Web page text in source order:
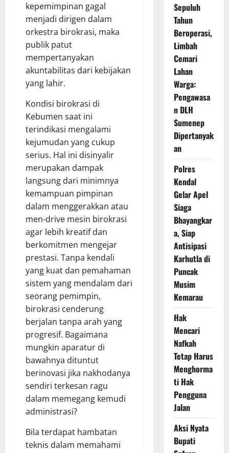
kepemimpinan gagal
menjadi dirigen dalam
orkestra birokrasi, maka
publik patut
mempertanyakan
akuntabilitas dari kebijakan
yang lahir.
Kondisi birokrasi di
Kebumen saat ini
terindikasi mengalami
kejumudan yang cukup
serius. Hal ini disinyalir
merupakan dampak
langsung dari minimnya
kemampuan pimpinan
dalam menggerakkan atau
men-drive mesin birokrasi
agar lebih kreatif dan
berkomitmen mengejar
prestasi. Tanpa kendali
yang kuat dan pemahaman
sistem yang mendalam dari
seorang pemimpin,
birokrasi cenderung
berjalan tanpa arah yang
progresif. Bagaimana
mungkin aparatur di
bawahnya dituntut
berinovasi jika nakhodanya
sendiri terkesan ragu
dalam memegang kemudi
administrasi?
Bila terdapat hambatan
teknis dalam memahami
Sepuluh
Tahun
Beroperasi,
Limbah
Cemari
Lahan
Warga:
Pengawasa
n DLH
Sumenep
Dipertanyak
an
Polres
Kendal
Gelar Apel
Siaga
Bhayangkar
a, Siap
Antisipasi
Karhutla di
Puncak
Musim
Kemarau
Hak
Mencari
Nafkah
Tetap Harus
Menghorma
ti Hak
Pengguna
Jalan
Aksi Nyata
Bupati